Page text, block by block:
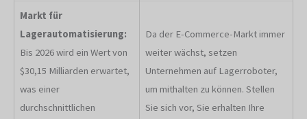
Markt für
Lagerautomatisierung:
Bis 2026 wird ein Wert von
$30,15 Milliarden erwartet,
was einer
durchschnittlichen
Da der E-Commerce-Markt immer
weiter wächst, setzen
Unternehmen auf Lagerroboter,
um mithalten zu können. Stellen
Sie sich vor, Sie erhalten Ihre